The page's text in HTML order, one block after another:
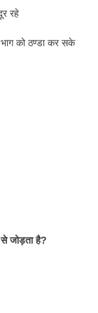
रहे
को ठण्डा कर सके
से जोड़ता है?